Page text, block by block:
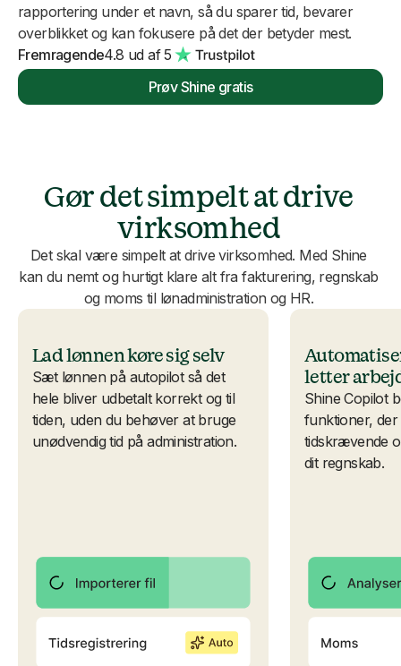
rapportering under et navn, så du sparer tid, bevarer
overblikket og kan fokusere på det der betyder mest.
Fremragende4.8 ud af 5
Prøv Shine gratis
Gør det simpelt at drive
virksomhed
Det skal være simpelt at drive virksomhed. Med Shine
kan du nemt og hurtigt klare alt fra fakturering, regnskab
og moms til lønadministration og HR.
Lad lønnen køre sig selv
Sæt lønnen på autopilot så det
hele bliver udbetalt korrekt og til
tiden, uden du behøver at bruge
unødvendig tid på administration.
letter
Shine Copilot
funktioner,
tidskrævende
dit regnskab.